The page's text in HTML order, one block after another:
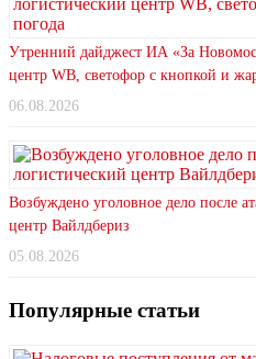
Утренний дайджест ИА «За
центр WB, светофор с кнопкой и
06.08.2026
Возбуждено уголовное дело после
центр Вайлдбериз
05.08.2026
Популярные статьи